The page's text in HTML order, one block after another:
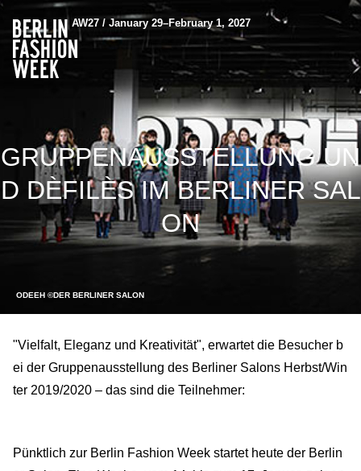
AW27 / January 29–February 1, 2027
GRUPPENAUSSTELLUNG UN
D DÈFILÈS IM BERLINER SAL
ON
ODEEH ©DER BERLINER SALON
"Vielfalt, Eleganz und Kreativität", erwartet die Besucher b
ei der Gruppenausstellung des Berliner Salons Herbst/Win
ter 2019/2020 – das sind die Teilnehmer:
Pünktlich zur Berlin Fashion Week startet heute der Berlin